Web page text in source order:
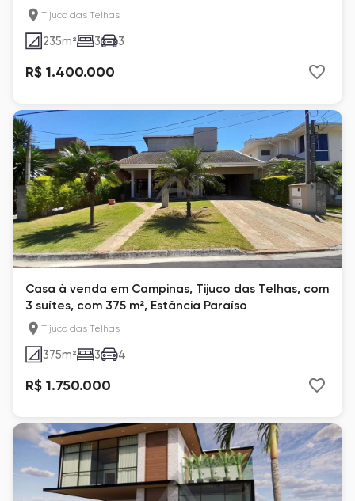
Tijuco das Telhas
235m² 3 3
R$ 1.400.000
Casa à venda em Campinas, Tijuco das Telhas, com
3 suítes, com 375 m², Estância Paraíso
Tijuco das Telhas
375m² 3 4
R$ 1.750.000